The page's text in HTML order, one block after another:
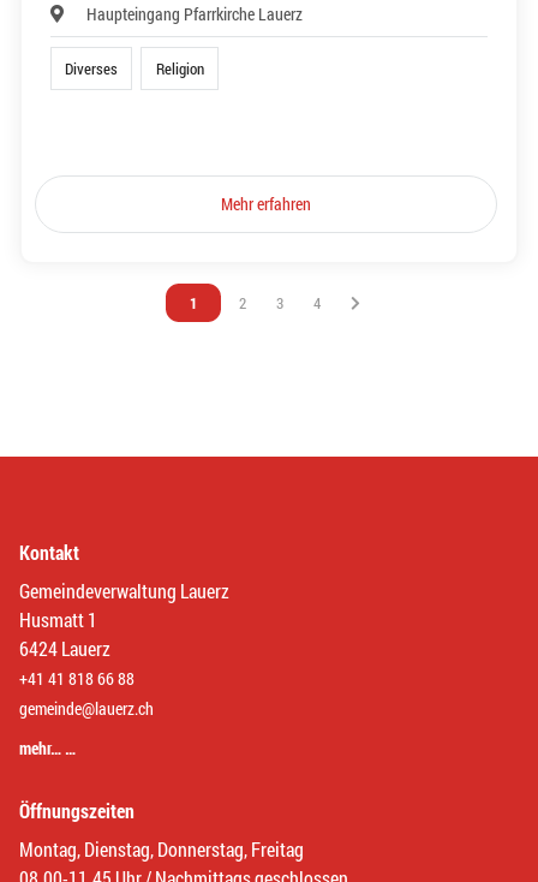
Haupteingang Pfarrkirche Lauerz
Diverses Religion
Mehr erfahren
Vous êtes sur la page
1 Vous êtes sur la page
2 Vous êtes sur la page
3 Vous êtes sur la page
4
Kontakt
Gemeindeverwaltung Lauerz
Husmatt 1
6424 Lauerz
+41 41 818 66 88
gemeinde@lauerz.ch
mehr… …
Öffnungszeiten
Montag, Dienstag, Donnerstag, Freitag